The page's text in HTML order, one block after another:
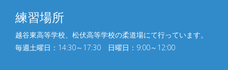
練習場所
越谷東高等学校、松伏⾼等学校の柔道場にて行っています。
毎週土曜日：14:30～17:30 日曜日：9:00～12:00